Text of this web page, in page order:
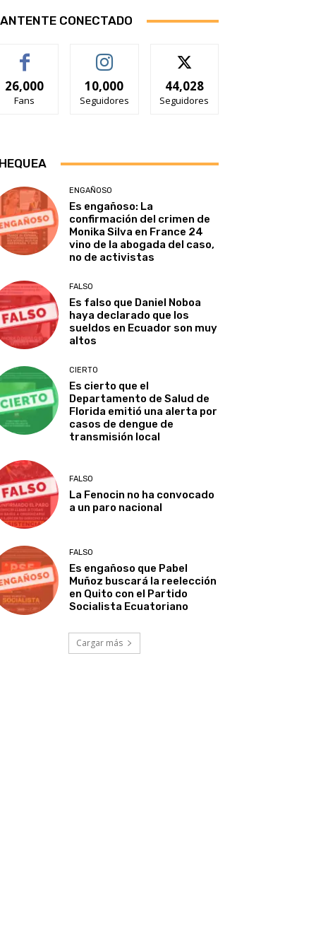
CONECTADO
26,000
Fans
10,000
Seguidores
44,028
Seguidores
ENGAÑOSO
Es engañoso: La
confirmación del crimen de
Monika Silva en France 24
vino de la abogada del caso,
no de activistas
FALSO
Es falso que Daniel Noboa
haya declarado que los
sueldos en Ecuador son muy
altos
CIERTO
Es cierto que el
Departamento de Salud de
Florida emitió una alerta por
casos de dengue de
transmisión local
FALSO
La Fenocin no ha convocado
a un paro nacional
FALSO
Es engañoso que Pabel
Muñoz buscará la reelección
en Quito con el Partido
Socialista Ecuatoriano
Cargar más